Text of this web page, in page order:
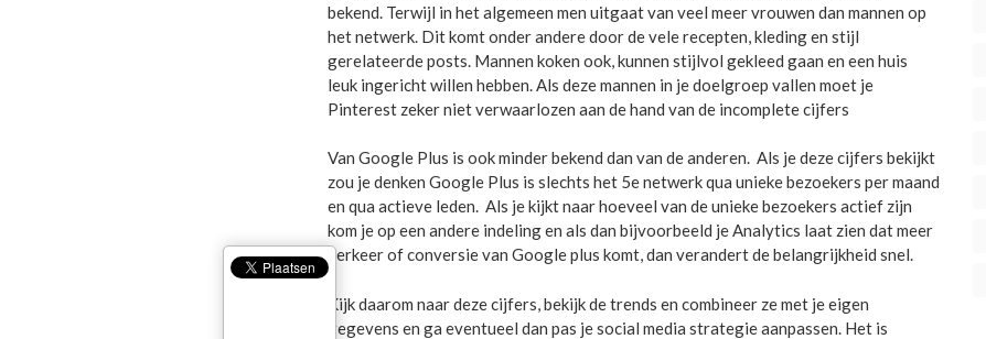
bekend. Terwijl in het algemeen men uitgaat van veel meer vrouwen dan mannen op
het netwerk. Dit komt onder andere door de vele recepten, kleding en stijl
gerelateerde posts. Mannen koken ook, kunnen stijlvol gekleed gaan en een huis
leuk ingericht willen hebben. Als deze mannen in je doelgroep vallen moet je
Pinterest zeker niet verwaarlozen aan de hand van de incomplete cijfers
Van Google Plus is ook minder bekend dan van de anderen. Als je deze cijfers bekijkt
zou je denken Google Plus is slechts het 5e netwerk qua unieke bezoekers per maand
en qua actieve leden. Als je kijkt naar hoeveel van de unieke bezoekers actief zijn
kom je op een andere indeling en als dan bijvoorbeeld je Analytics laat zien dat meer
verkeer of conversie van Google plus komt, dan verandert de belangrijkheid snel.
Kijk daarom naar deze cijfers, bekijk de trends en combineer ze met je eigen
gegevens en ga eventueel dan pas je social media strategie aanpassen. Het is